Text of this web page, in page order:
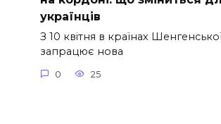
українців
З 10 квітня в країнах
запрацює нова
0 25